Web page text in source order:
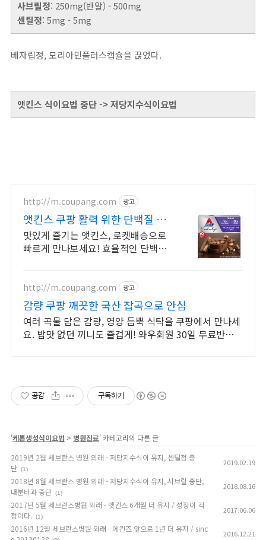
사브릴정: 250mg(반알) - 500mg
센틸정: 5mg - 5mg
베자립정, 모리아민플러스캡슐을 끊었다.
앳킨스 식이요법 중단 -> 저당지수식이요법
http://m.coupang.com 광고
앳킨스 쿠팡 활력 위한 단백질 영
양 보충
맛있게 즐기는 앳킨스, 로켓배송으로
빠르게 만나보세요! 효율적인 단백질
http://m.coupang.com 광고
감량 쿠팡 깨끗한 국산 잡곡으로 안심
여러 곡물 담은 감량, 영양 듬뿍 식탁을 쿠팡에서 만나세
요. 밥맛 없던 끼니도 즐겁게! 와우회원 30일 무료반품으
공감 구독하기
'케톤생성식이요법 > 병원진료' 카테고리의 다른 글
2019년 2월 세브란스 병원 외래 - 저당지수식이 유지, 센틸정 중
단 (1)
2019.02.19
2018년 8월 세브란스 병원 외래 - 저당지수식이 유지, 사브릴 중단,
내분비과 중단 (1)
2018.08.16
2017년 5월 세브란스병원 외래 - 앳킨스 6개월 더 유지 / 성장이 걱
정이다.
(1)
2017.06.06
2016년 12월 세브란스병원 외래 - 에킨즈 앞으로 1년 더 유지 / sinc
2016.12.21